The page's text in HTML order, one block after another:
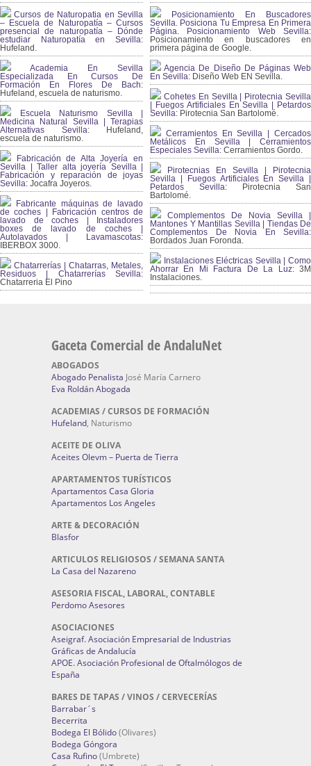
Cursos de Naturopatia en Sevilla
– Escuela de Naturopatía – Cursos
presencial de naturopatía – Dónde
estudiar Naturopatía en Sevilla:
Hufeland.
Academia En Sevilla
Especializada En Cursos De
Formación En Flores De Bach:
Hufeland, escuela de naturismo.
Escuela Naturismo Sevilla |
Medicina Natural Sevilla | Terapias
Alternativas Sevilla: Hufeland,
escuela de naturismo.
Fabricación de Alta Joyería en
Sevilla | Taller alta joyería Sevilla |
Fabricación y reparación de joyas
Sevilla: Jocafra Joyeros.
Fabricante máquinas de lavado
de coches | Fabricación centros de
lavado de coches | Instaladores
boxes de lavado de coches |
Autolavados | Lavamascotas:
IBERBOX 3000.
Chatarrerías | Chatarras, Metales,
Residuos | Chatarrerías Sevilla:
Chatarreria El Pino
Posicionamiento En Buscadores
Sevilla. Posiciona Tu Empresa En Primera
Página. Posicionamiento Web Sevilla:
Posicionamiento en buscadores en
primera página de Google.
Agencia De Diseño De Páginas Web
En Sevilla: Diseño Web EN Sevilla.
Cohetes En Sevilla | Pirotecnia Sevilla
| Fuegos Artificiales En Sevilla | Petardos
Sevilla: Pirotecnia San Bartolomé.
Cerramientos En Sevilla | Cercados
Metálicos En Sevilla | Cerramientos
Especiales Sevilla: Cerramientos Gordo.
Pirotecnias En Sevilla | Pirotecnia
Sevilla | Fuegos Artificiales En Sevilla |
Petardos Sevilla: Pirotecnia San
Bartolomé.
Complementos De Novia Sevilla |
Mantones Y Mantillas Sevilla | Tiendas De
Complementos De Novia En Sevilla:
Bordados Juan Foronda.
Instalaciones Eléctricas Sevilla | Como
Ahorrar En Mi Factura De La Luz:3M
Instalaciones.
Gaceta Comercial de AndaluNet
ABOGADOS
Abogado Penalista José María Carnero
Eva Roldán Abogada
ACADEMIAS / CURSOS DE FORMACIÓN
Hufeland, Naturismo
ACEITE DE OLIVA
Aceites Olevm – Puerta de Tierra
APARTAMENTOS TURÍSTICOS
Apartamentos Casa Gloria
Apartamentos Los Angeles
ARTE & DECORACIÓN
Blasfor
ARTICULOS RELIGIOSOS / SEMANA SANTA
La Casa del Nazareno
ASESORIA FISCAL, LABORAL, CONTABLE
Perdomo Asesores
ASOCIACIONES
Aseigraf. Asociación Empresarial de Industrias
Gráficas de Andalucía
APOE. Asociación Profesional de Oftalmólogos de
España
BARES DE TAPAS / VINOS / CERVECERÍAS
Barrabar´s
Becerrita
Bodega El Bólido(Olivares)
Bodega Góngora
Casa Rufino(Umbrete)